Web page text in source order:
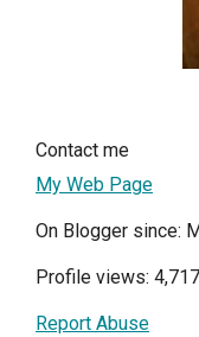
Contact me
My Web Page
On Blogger since:
Profile views: 4,717
Report Abuse